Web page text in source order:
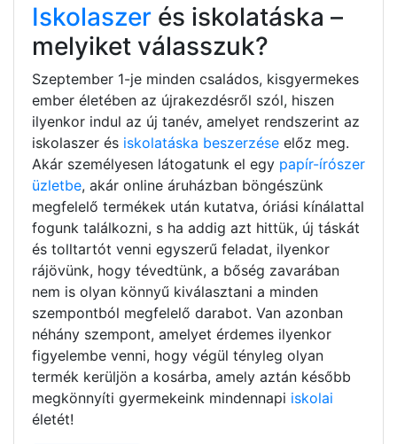
Iskolaszer és iskolatáska –
melyiket válasszuk?
Szeptember 1-je minden családos, kisgyermekes
ember életében az újrakezdésről szól, hiszen
ilyenkor indul az új tanév, amelyet rendszerint az
iskolaszer és iskolatáska beszerzése előz meg.
Akár személyesen látogatunk el egy papír-írószer
üzletbe, akár online áruházban böngészünk
megfelelő termékek után kutatva, óriási kínálattal
fogunk találkozni, s ha addig azt hittük, új táskát
és tolltartót venni egyszerű feladat, ilyenkor
rájövünk, hogy tévedtünk, a bőség zavarában
nem is olyan könnyű kiválasztani a minden
szempontból megfelelő darabot. Van azonban
néhány szempont, amelyet érdemes ilyenkor
figyelembe venni, hogy végül tényleg olyan
termék kerüljön a kosárba, amely aztán később
megkönnyíti gyermekeink mindennapi iskolai
életét!